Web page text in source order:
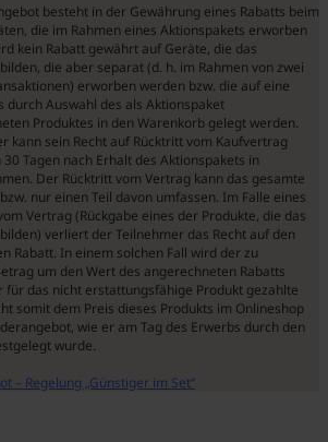
besteht in der Gewährung eines Rabatts beim
die im Rahmen eines Aktionspakets erworben
kein Rabatt gewährt auf Geräte, die das
die aber separat (d. h. im Rahmen von zwei
erworben werden bzw. die auf eine
durch Auswahl des als Aktionspaket
Produktes in den Warenkorb gelegt werden.
kann sein Recht auf Rücktritt vom Kaufvertrag
Tagen nach Erhalt des Aktionspakets in
Der Rücktritt vom Vertrag kann das gesamte
nur einen Teil davon umfassen. Im Falle eines
Vertrag (Rückgabe eines der Produkte, die das
verliert der Teilnehmer das Recht auf den
Rabatt. In einem solchen Fall wird der zu
um den Wert des angerechneten Rabatts
für das nicht erstattungsfähige Produkt gezahlte
somit dem Preis dieses Produkts im Onlineshop
wie er am Tag des Erwerbs durch den
wurde.
– Regelung „Günstiger im Set“